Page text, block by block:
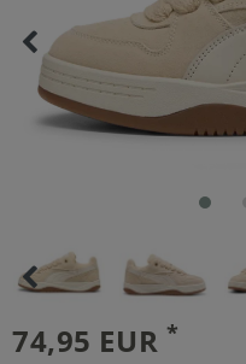
74,95 EUR *